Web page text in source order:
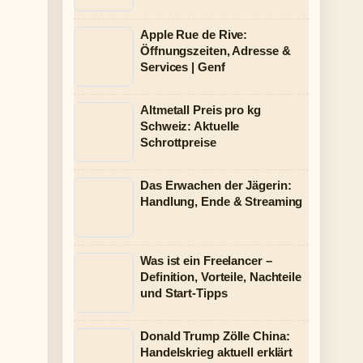
Apple Rue de Rive:
Öffnungszeiten, Adresse &
Services | Genf
Altmetall Preis pro kg
Schweiz: Aktuelle
Schrottpreise
Das Erwachen der Jägerin:
Handlung, Ende & Streaming
Was ist ein Freelancer –
Definition, Vorteile, Nachteile
und Start-Tipps
Donald Trump Zölle China:
Handelskrieg aktuell erklärt